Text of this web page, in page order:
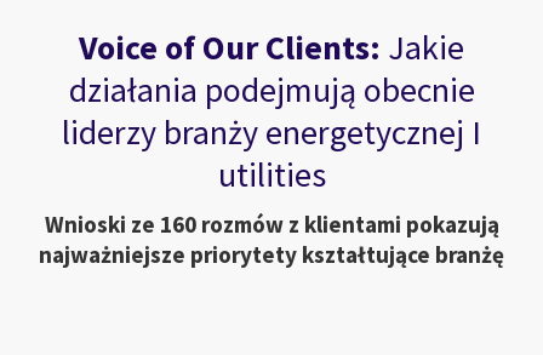
Voice of Our Clients: Jakie
działania podejmują obecnie
liderzy branży energetycznej I
utilities
Wnioski ze 160 rozmów z klientami pokazują
najważniejsze priorytety kształtujące branżę